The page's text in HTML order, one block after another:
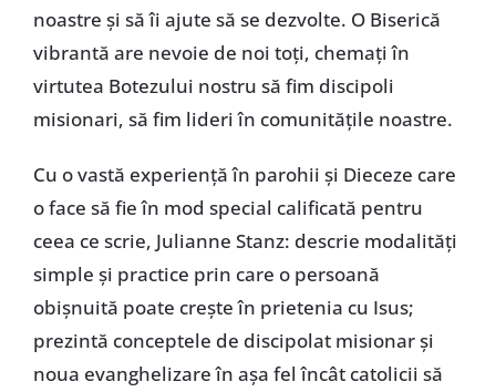
noastre și să îi ajute să se dezvolte. O Biserică
vibrantă are nevoie de noi toți, chemați în
virtutea Botezului nostru să fim discipoli
misionari, să fim lideri în comunitățile noastre.
Cu o vastă experiență în parohii și Dieceze care
o face să fie în mod special calificată pentru
ceea ce scrie, Julianne Stanz: descrie modalități
simple și practice prin care o persoană
obișnuită poate crește în prietenia cu Isus;
prezintă conceptele de discipolat misionar și
noua evanghelizare în așa fel încât catolicii să